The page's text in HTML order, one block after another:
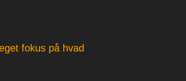
fokus på hvad